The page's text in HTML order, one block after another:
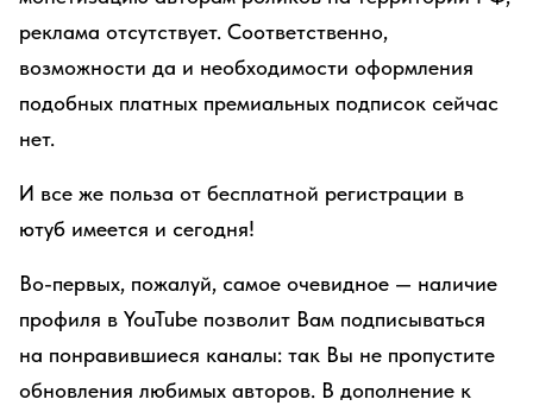
реклама отсутствует. Соответственно,
возможности да и необходимости оформления
подобных платных премиальных подписок сейчас
нет.
И все же польза от бесплатной регистрации в
ютуб имеется и сегодня!
Во-первых, пожалуй, самое очевидное — наличие
профиля в YouTube позволит Вам подписываться
на понравившиеся каналы: так Вы не пропустите
обновления любимых авторов. В дополнение к